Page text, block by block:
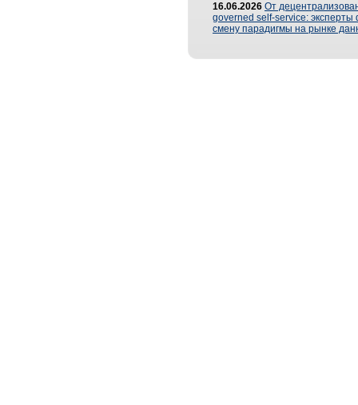
16.06.2026 От
governed self-service: эксперты
смену парадигмы на рынке